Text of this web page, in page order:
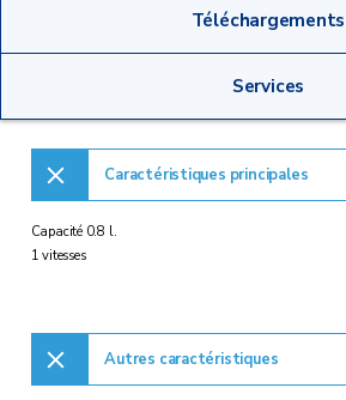
Téléchargements
Services
Caractéristiques principales
Capacité 0.8 l.
1 vitesses
Autres caractéristiques